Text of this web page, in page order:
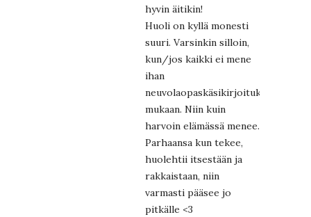
hyvin äitikin!
Huoli on kyllä monesti
suuri. Varsinkin silloin,
kun/jos kaikki ei mene
ihan
neuvolaopaskäsikirjoituksen
mukaan. Niin kuin
harvoin elämässä menee.
Parhaansa kun tekee,
huolehtii itsestään ja
rakkaistaan, niin
varmasti pääsee jo
pitkälle <3